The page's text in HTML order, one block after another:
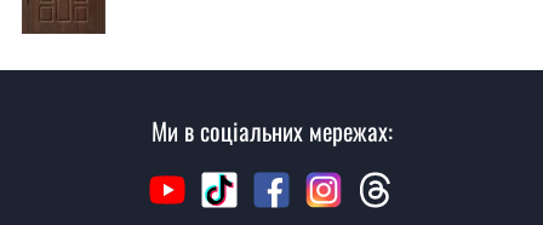
Так робимо. Монтаж вхідних дверей проводиться
Елегант?
Як швидко можете встановити двері
Ми в соціальних мережах: